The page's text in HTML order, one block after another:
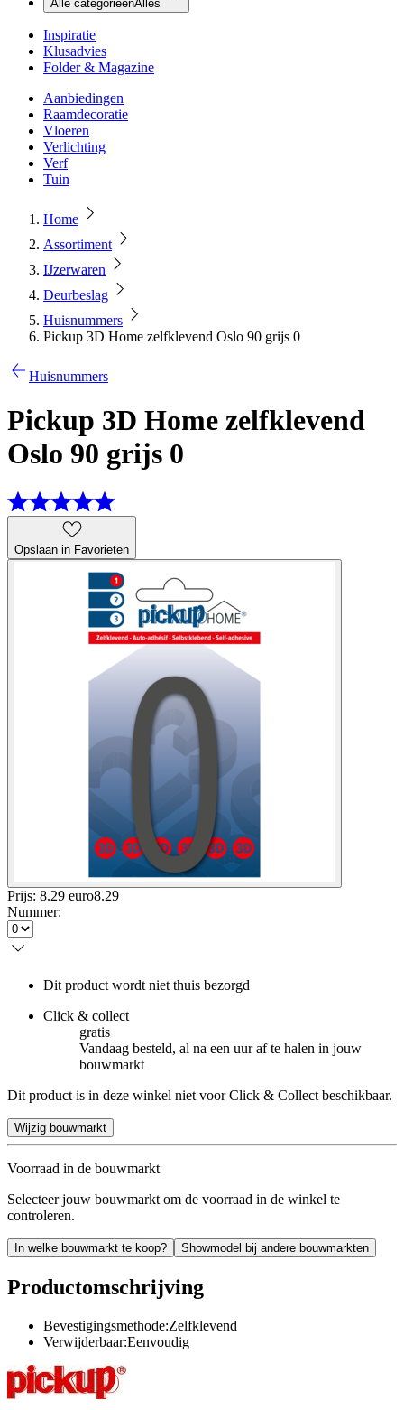
Alle categorieënAlles
Inspiratie
Klusadvies
Folder & Magazine
Aanbiedingen
Raamdecoratie
Vloeren
Verlichting
Verf
Tuin
Home
Assortiment
IJzerwaren
Deurbeslag
Huisnummers
Pickup 3D Home zelfklevend Oslo 90 grijs 0
Huisnummers
Pickup 3D Home zelfklevend
Oslo 90 grijs 0
Opslaan in Favorieten
Prijs: 8.29 euro8.29
Nummer:
Dit product wordt niet thuis bezorgd
Click & collect
gratis
Vandaag besteld, al na een uur af te halen in jouw
bouwmarkt
Dit product is in deze winkel niet voor Click & Collect beschikbaar.
Wijzig bouwmarkt
Voorraad in de bouwmarkt
Selecteer jouw bouwmarkt om de voorraad in de winkel te
controleren.
In welke bouwmarkt te koop? Showmodel bij andere bouwmarkten
Productomschrijving
Bevestigingsmethode:Zelfklevend
Verwijderbaar:Eenvoudig